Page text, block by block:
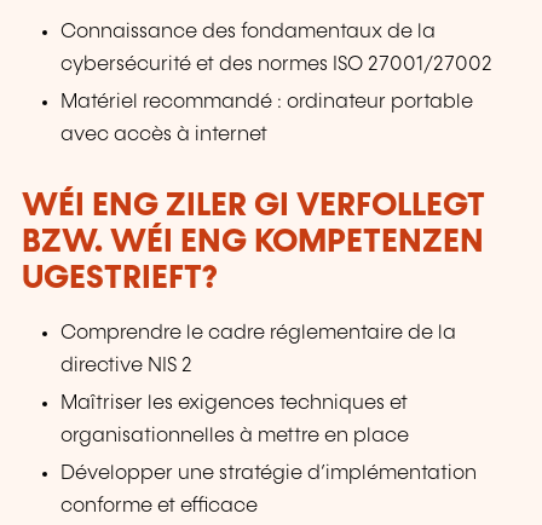
Connaissance des fondamentaux de la
cybersécurité et des normes ISO 27001/27002
Matériel recommandé : ordinateur portable
avec accès à internet
WÉI ENG ZILER GI VERFOLLEGT
BZW. WÉI ENG KOMPETENZEN
UGESTRIEFT?
Comprendre le cadre réglementaire de la
directive NIS 2
Maîtriser les exigences techniques et
organisationnelles à mettre en place
Développer une stratégie d’implémentation
conforme et efficace